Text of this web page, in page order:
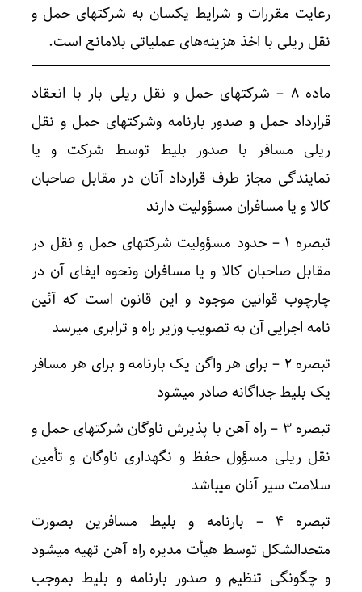
رعایت مقررات و شرایط یکسان به شرکتهای حمل و
نقل ریلی با اخذ هزینه‌های عملیاتی بلامانع است.
ماده ۸ – شرکتهای حمل و نقل ریلی بار با انعقاد
قرارداد حمل و صدور بارنامه وشرکتهای حمل و نقل
ریلی مسافر با صدور بلیط توسط شرکت و یا
نمایندگی مجاز طرف قرارداد آنان در مقابل صاحبان
کالا و یا مسافران مسؤولیت دارند
تبصره ۱ – حدود مسؤولیت شرکتهای حمل و نقل در
مقابل صاحبان کالا و یا مسافران ونحوه ایفای آن در
چارچوب قوانین موجود و این قانون است که آئین
نامه اجرایی آن به تصویب وزیر راه و ترابری میرسد
تبصره ۲ – برای هر واگن یک بارنامه و برای هر مسافر
یک بلیط جداگانه صادر میشود
تبصره ۳ – راه آهن با پذیرش ناوگان شرکتهای حمل و
نقل ریلی مسؤول حفظ و نگهداری ناوگان و تأمین
سلامت سیر آنان میباشد
تبصره ۴ – بارنامه و بلیط مسافرین بصورت
متحدالشکل توسط هیأت مدیره راه آهن تهیه میشود
و چگونگی تنظیم و صدور بارنامه و بلیط بموجب